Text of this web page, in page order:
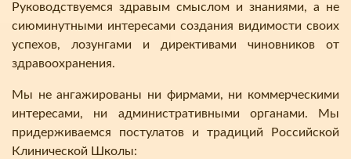
Руководствуемся здравым смыслом и знаниями, а не
сиюминутными интересами создания видимости своих
успехов, лозунгами и директивами чиновников от
здравоохранения.
Мы не ангажированы ни фирмами, ни коммерческими
интересами, ни административными органами. Мы
придерживаемся постулатов и традиций Российской
Клинической Школы: